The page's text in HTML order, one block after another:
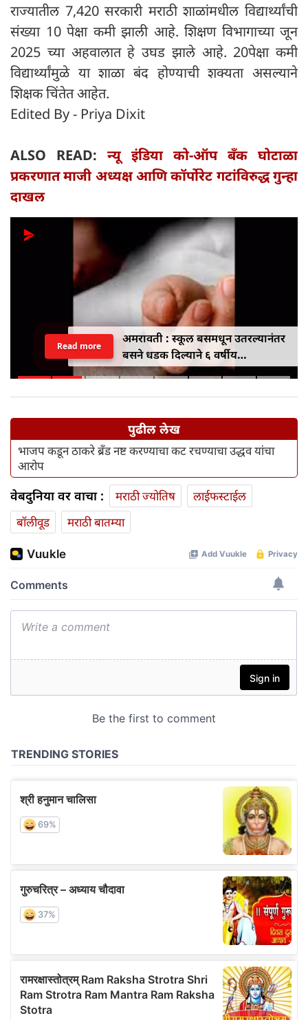
राज्यातील 7,420 सरकारी मराठी शाळांमधील विद्यार्थ्यांची
संख्या 10 पेक्षा कमी झाली आहे. शिक्षण विभागाच्या जून
2025 च्या अहवालात हे उघड झाले आहे. 20पेक्षा कमी
विद्यार्थ्यांमुळे या शाळा बंद होण्याची शक्यता असल्याने
शिक्षक चिंतेत आहेत.
Edited By - Priya Dixit
ALSO READ: न्यू इंडिया को-ऑप बँक घोटाळा
प्रकरणात माजी अध्यक्ष आणि कॉर्पोरेट गटांविरुद्ध गुन्हा
दाखल
नंदुरबारमध्ये बाल लैंगिक शोषण आणि
ब्लॅकमेलिंग रॅकेट उघडकीस; २०० हून
अधिक अश्लील क्लिप्स जप्त
Read more
पुढील लेख
भाजप कडून ठाकरे ब्रँड नष्ट करण्याचा कट रचण्याचा उद्धव यांचा
आरोप
वेबदुनिया वर वाचा : मराठी ज्योतिष
लाईफस्टाईल
बॉलीवूड
मराठी बातम्या